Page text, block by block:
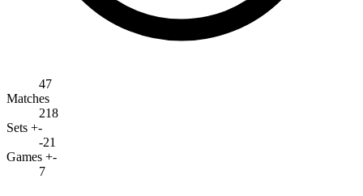
47
Matches
218
Sets +-
-21
Games +-
7